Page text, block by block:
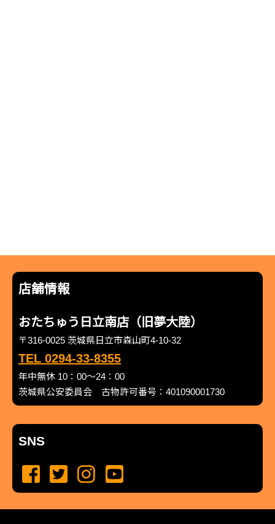
店舗情報
おたちゅう日立南店（旧夢大陸）
〒316-0025 茨城県日立市森山町4-10-32
TEL 0294-33-8355
年中無休 10：00～24：00
茨城県公安委員会 古物許可番号：401090001730
SNS